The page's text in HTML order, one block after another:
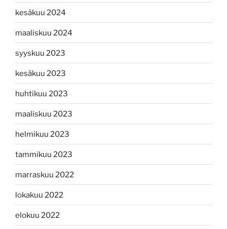
kesäkuu 2024
maaliskuu 2024
syyskuu 2023
kesäkuu 2023
huhtikuu 2023
maaliskuu 2023
helmikuu 2023
tammikuu 2023
marraskuu 2022
lokakuu 2022
elokuu 2022